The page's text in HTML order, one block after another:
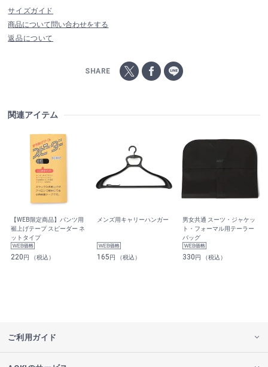
サイズガイド
商品について問い合わせをする
返品について
SHARE
関連アイテム
【WEB限定商品】パンツ用
裾上げテープ スピーダー ネ
ットタイプ
220円 （税込）
メンズ用キャリーハンガー
165円 （税込）
男女共通 スーツ・ジャケッ
ト・フォーマル用テーラー
バッグ
330円 （税込）
ご利用ガイド